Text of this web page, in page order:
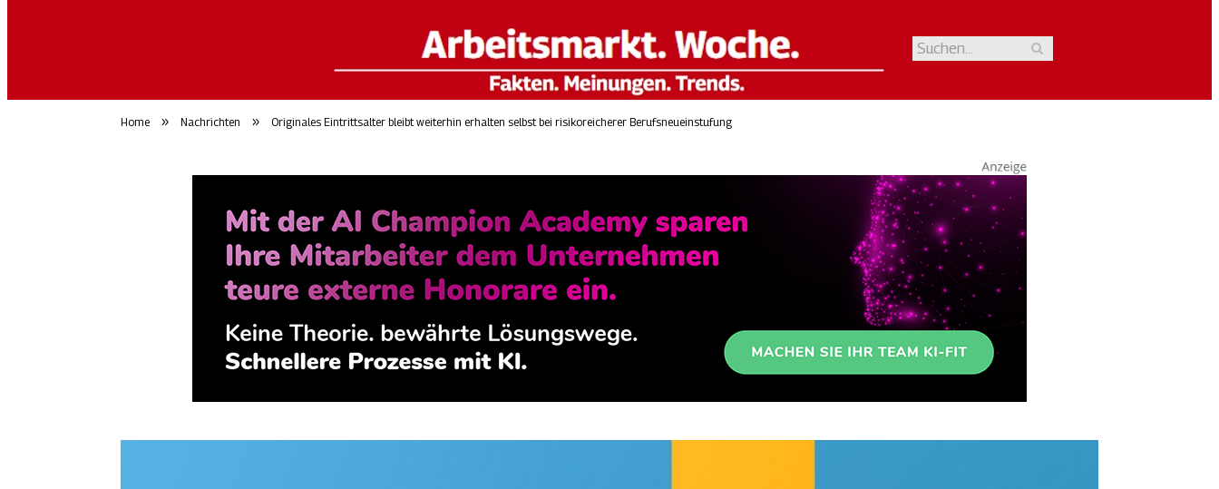
Home » Nachrichten » Originales Eintrittsalter bleibt weiterhin erhalten selbst bei risikoreicherer Berufsneueinstufung